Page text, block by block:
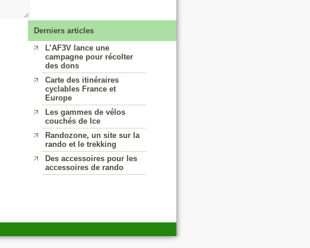
Derniers articles
L’AF3V lance une
campagne pour récolter
des dons
Carte des itinéraires
cyclables France et
Europe
Les gammes de vélos
couchés de Ice
Randozone, un site sur la
rando et le trekking
Des accessoires pour les
accessoires de rando